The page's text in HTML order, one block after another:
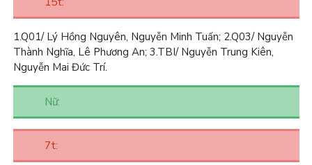
1.Q01/ Lý Hồng Nguyên, Nguyễn Minh Tuấn; 2.Q03/ Nguyễn
Thành Nghĩa, Lê Phương An; 3.TBI/ Nguyễn Trung Kiên,
Nguyễn Mai Đức Trí.
Nữ:
7t: